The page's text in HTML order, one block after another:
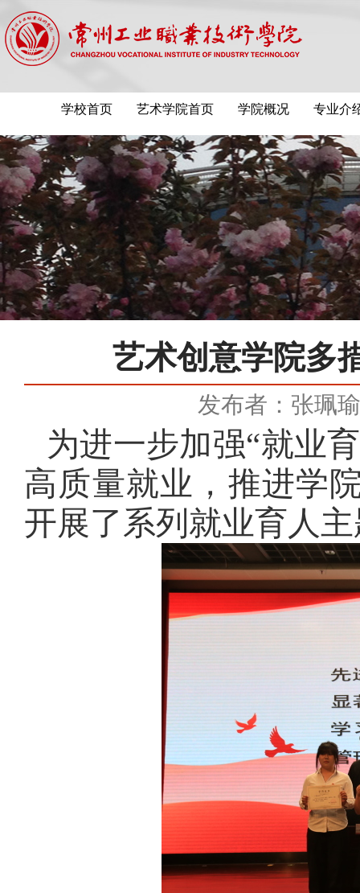
学校首页 艺术学院首页 学院概况 专业介
艺术创意学院多
发布者：张珮瑜
为进一步加强“就业
高质量就业，推进学
开展了系列就业育人